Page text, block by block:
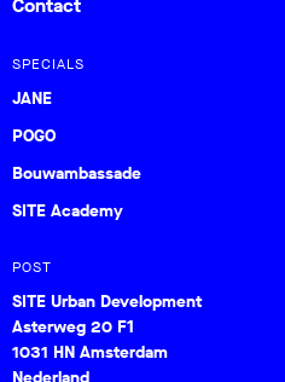
Contact
SPECIALS
JANE
POGO
Bouwambassade
SITE Academy
POST
SITE Urban Development
Asterweg 20 F1
1031 HN Amsterdam